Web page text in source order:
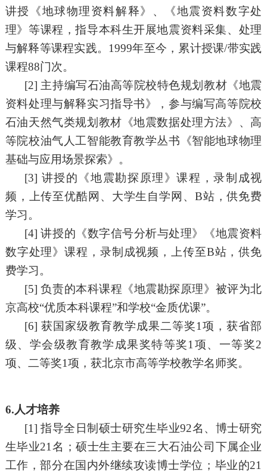
讲授 《地球物理资料解释》 、 《地震资料数字处
理》等课程，指导本科生开展地震资料采集、处理
与解释等课程实践。 1999年至今，累计授课/带实践
课程88门次。
[2] 主持编写石油高等院校特色规划教材 《地震
资料处理与解释实习指导书》
，参与编写高等院校
石油天然气类规划教材 《地震数据处理方法》、高
等院校油气人工智能教育教学丛书《智能地球物理
基础与应用场景探索》 。
[3] 讲授的《地震勘探原理 》课程，录制成视
频，上传至优酷网、大学生自学网、 B站，供免费
学习。
[4]讲授的《数字信号分析与处理》《地震资料
数字处理》课程，录制成视频，上传至B站，供免
费学习。
[5]负责的本科课程《地震勘探原理》被评为北
京高校“优质本科课程”和学校“金质优课”。
[6] 获国家级教育教学成果二等奖1项，获省部
级、学会级教育教学成果奖特等奖1项、一等奖2
项、二等奖1项，获北京市高等学校教学名师奖。
6.人才培养
[1]指导全日制硕士研究生毕业92名、博士研究
生毕业21 名；硕士生主要在三大石油公司下属企业
工作，部分在国内外继续攻读博士学位；毕业的21